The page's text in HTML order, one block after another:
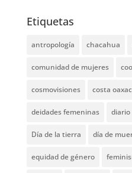
Etiquetas
antropología chacahua
comunidad de mujeres
cosmovisiones costa
deidades femeninas diario
Día de la tierra día de
equidad de género